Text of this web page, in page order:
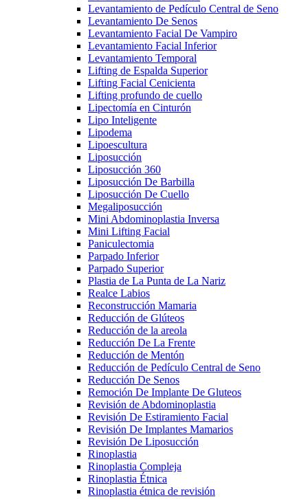
Levantamiento de Pedículo Central de Seno
Levantamiento De Senos
Levantamiento Facial De Vampiro
Levantamiento Facial Inferior
Levantamiento Temporal
Lifting de Espalda Superior
Lifting Facial Cenicienta
Lifting profundo de cuello
Lipectomía en Cinturón
Lipo Inteligente
Lipodema
Lipoescultura
Liposucción
Liposucción 360
Liposucción De Barbilla
Liposucción De Cuello
Megaliposucción
Mini Abdominoplastia Inversa
Mini Lifting Facial
Paniculectomia
Parpado Inferior
Parpado Superior
Plastia de La Punta de La Nariz
Realce Labios
Reconstrucción Mamaria
Reducción de Glúteos
Reducción de la areola
Reducción De La Frente
Reducción de Mentón
Reducción de Pedículo Central de Seno
Reducción De Senos
Remoción De Implante De Gluteos
Revisión de Abdominoplastia
Revisión De Estiramiento Facial
Revisión De Implantes Mamarios
Revisión De Liposucción
Rinoplastia
Rinoplastia Compleja
Rinoplastia Étnica
Rinoplastia étnica de revisión